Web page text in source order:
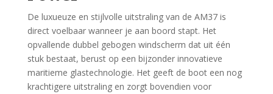
De luxueuze en stijlvolle uitstraling van de AM37 is
direct voelbaar wanneer je aan boord stapt. Het
opvallende dubbel gebogen windscherm dat uit één
stuk bestaat, berust op een bijzonder innovatieve
maritieme glastechnologie. Het geeft de boot een nog
krachtigere uitstraling en zorgt bovendien voor